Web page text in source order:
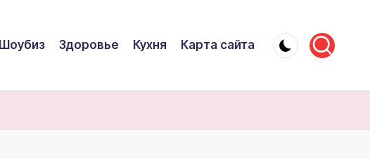
Шоубиз Здоровье Кухня Карта сайта